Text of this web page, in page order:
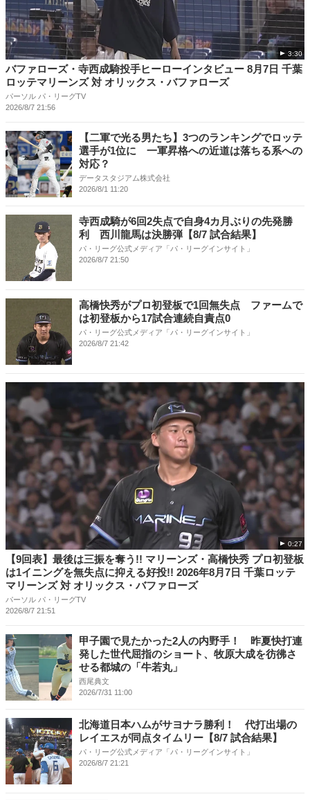
3:30
バファローズ・寺西成騎投手ヒーローインタビュー 8月7日 千葉
ロッテマリーンズ 対 オリックス・バファローズ
パーソル パ・リーグTV
2026/8/7 21:56
【二軍で光る男たち】3つのランキングでロッテ
選手が1位に 一軍昇格への近道は落ちる系への
対応？
データスタジアム株式会社
2026/8/1 11:20
寺西成騎が6回2失点で自身4カ月ぶりの先発勝
利 西川龍馬は決勝弾【8/7 試合結果】
パ・リーグ公式メディア「パ・リーグインサイト」
2026/8/7 21:50
高橋快秀がプロ初登板で1回無失点 ファームで
は初登板から17試合連続自責点0
パ・リーグ公式メディア「パ・リーグインサイト」
2026/8/7 21:42
0:27
【9回表】最後は三振を奪う!! マリーンズ・高橋快秀 プロ初登板
は1イニングを無失点に抑える好投!! 2026年8月7日 千葉ロッテ
マリーンズ 対 オリックス・バファローズ
パーソル パ・リーグTV
2026/8/7 21:51
甲子園で見たかった2人の内野手！ 昨夏快打連
発した世代屈指のショート、牧原大成を彷彿さ
せる都城の「牛若丸」
西尾典文
2026/7/31 11:00
北海道日本ハムがサヨナラ勝利！ 代打出場の
レイエスが同点タイムリー【8/7 試合結果】
パ・リーグ公式メディア「パ・リーグインサイト」
2026/8/7 21:21